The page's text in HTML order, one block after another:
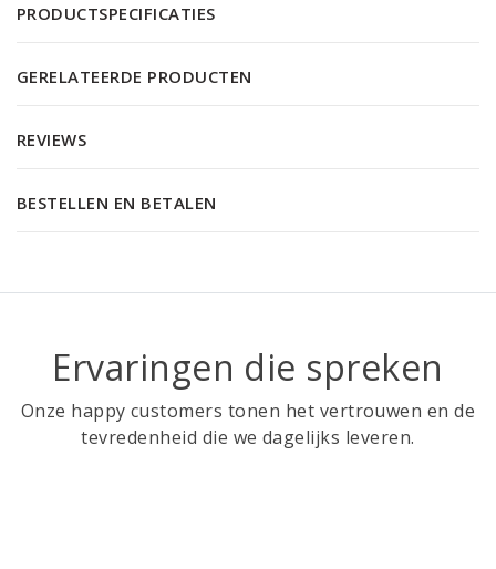
PRODUCTSPECIFICATIES
GERELATEERDE PRODUCTEN
REVIEWS
BESTELLEN EN BETALEN
Ervaringen die spreken
Onze happy customers tonen het vertrouwen en de
tevredenheid die we dagelijks leveren.